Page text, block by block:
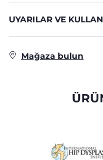
UYARILAR VE
Mağaza bulun